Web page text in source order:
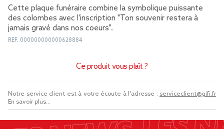
Cette plaque funéraire combine la symbolique puissante
des colombes avec l'inscription "Ton souvenir restera à
jamais gravé dans nos coeurs".
REF. 000000000000628884
Ce produit vous plaît ?
Notre service client est à votre écoute à l'adresse : serviceclient@gifi.fr
En savoir plus...